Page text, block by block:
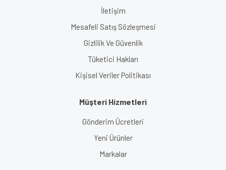
İletişim
Mesafeli Satış Sözleşmesi
Gizlilik Ve Güvenlik
Tüketici Hakları
Kişisel Veriler Politikası
Müşteri Hizmetleri
Gönderim Ücretleri
Yeni Ürünler
Markalar